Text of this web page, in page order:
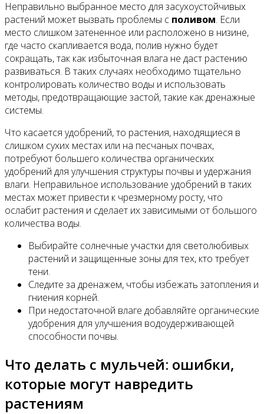
Неправильно выбранное место для засухоустойчивых
растений может вызвать проблемы с поливом. Если
место слишком затененное или расположено в низине,
где часто скапливается вода, полив нужно будет
сокращать, так как избыточная влага не даст растению
развиваться. В таких случаях необходимо тщательно
контролировать количество воды и использовать
методы, предотвращающие застой, такие как дренажные
системы.
Что касается удобрений, то растения, находящиеся в
слишком сухих местах или на песчаных почвах,
потребуют большего количества органических
удобрений для улучшения структуры почвы и удержания
влаги. Неправильное использование удобрений в таких
местах может привести к чрезмерному росту, что
ослабит растения и сделает их зависимыми от большого
количества воды.
Выбирайте солнечные участки для светолюбивых
растений и защищенные зоны для тех, кто требует
тени.
Следите за дренажем, чтобы избежать затопления и
гниения корней.
При недостаточной влаге добавляйте органические
удобрения для улучшения водоудерживающей
способности почвы.
Что делать с мульчей: ошибки,
которые могут навредить
растениям